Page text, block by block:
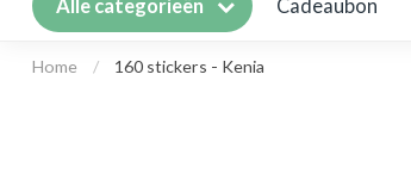
Alle categorieën Cadeaubon
Home / 160 stickers - Kenia